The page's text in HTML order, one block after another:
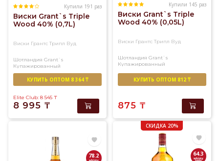
Купили 191 раз
Виски Grant`s Triple
Wood 40% (0,7L)
Виски Грантс Трипл Вуд
Шотландия Grant`s
Купажированный
КУПИТЬ ОПТОМ 8 364 ₸
Elite Club: 8 545 ₸
8 995 ₸
Купили 145 раз
Виски Grant`s Triple
Wood 40% (0,05L)
Виски Грантс Трипл Вуд
Шотландия Grant`s
Купажированный
КУПИТЬ ОПТОМ 812 ₸
875 ₸
78.2
СКИДКА 20%
64.3